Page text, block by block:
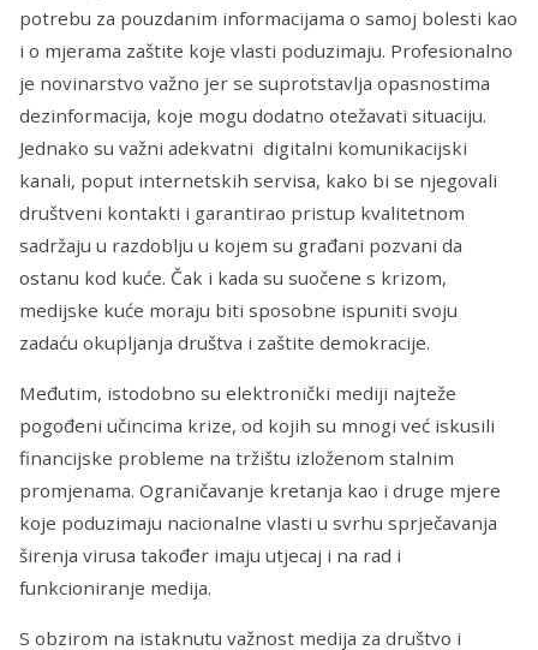
potrebu za pouzdanim informacijama o samoj bolesti kao
i o mjerama zaštite koje vlasti poduzimaju. Profesionalno
je novinarstvo važno jer se suprotstavlja opasnostima
dezinformacija, koje mogu dodatno otežavati situaciju.
Jednako su važni adekvatni digitalni komunikacijski
kanali, poput internetskih servisa, kako bi se njegovali
društveni kontakti i garantirao pristup kvalitetnom
sadržaju u razdoblju u kojem su građani pozvani da
ostanu kod kuće. Čak i kada su suočene s krizom,
medijske kuće moraju biti sposobne ispuniti svoju
zadaću okupljanja društva i zaštite demokracije.
Međutim, istodobno su elektronički mediji najteže
pogođeni učincima krize, od kojih su mnogi već iskusili
financijske probleme na tržištu izloženom stalnim
promjenama. Ograničavanje kretanja kao i druge mjere
koje poduzimaju nacionalne vlasti u svrhu sprječavanja
širenja virusa također imaju utjecaj i na rad i
funkcioniranje medija.
S obzirom na istaknutu važnost medija za društvo i